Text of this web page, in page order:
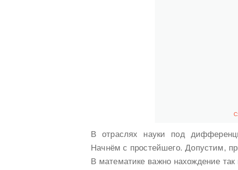
В отраслях науки под
Начнём с простейшего. Допустим,
В математике важно нахождение